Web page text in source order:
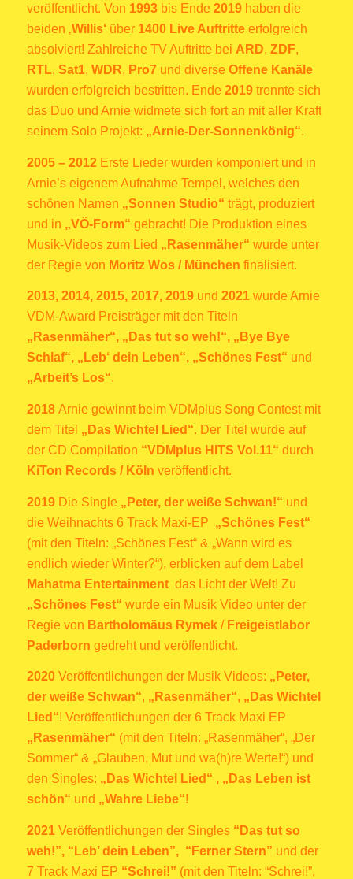
veröffentlicht. Von 1993bis Ende 2019haben die
beiden ‚Willis‘über 1400 Live Auftritte erfolgreich
absolviert! Zahlreiche TV Auftritte bei ARD, ZDF,
RTL, Sat1, WDR, Pro7und diverse Offene Kanäle
wurden erfolgreich bestritten. Ende 2019trennte sich
das Duo und Arnie widmete sich fort an mit aller Kraft
seinem Solo Projekt: „Arnie-Der-Sonnenkönig“.
2005 – 2012Erste Lieder wurden komponiert und in
Arnie’s eigenem Aufnahme Tempel, welches den
schönen Namen „Sonnen Studio“ trägt, produziert
und in „VÖ-Form“ gebracht! Die Produktion eines
Musik-Videos zum Lied „Rasenmäher“ wurde unter
der Regie von Moritz Wos / München finalisiert.
2013, 2014, 2015, 2017, 2019 und 2021wurde Arnie
VDM-Award Preisträger mit den Titeln
„Rasenmäher“, „Das tut so weh!“, „Bye Bye
Schlaf“, „Leb‘ dein Leben“, „Schönes Fest“ und
„Arbeit’s Los“.
2018 Arnie gewinnt beim VDMplus Song Contest mit
dem Titel „Das Wichtel Lied“. Der Titel wurde auf
der CD Compilation “VDMplus HITS Vol.11“ durch
KiTon Records / Köln veröffentlicht.
2019Die Single „Peter, der weiße Schwan!“ und
die Weihnachts 6 Track Maxi-EP „Schönes Fest“
(mit den Titeln: „Schönes Fest“ & „Wann wird es
endlich wieder Winter?“), erblicken auf dem Label
Mahatma Entertainment das Licht der Welt! Zu
„Schönes Fest“ wurde ein Musik Video unter der
Regie von Bartholomäus Rymek/ Freigeistlabor
Paderborn gedreht und veröffentlicht.
2020Veröffentlichungen der Musik Videos: „Peter,
der weiße Schwan“, „Rasenmäher“, „Das Wichtel
Lied“! Veröffentlichungen der 6 Track Maxi EP
„Rasenmäher“ (mit den Titeln: „Rasenmäher“, „Der
Sommer“ & „Glauben, Mut und wa(h)re Werte!“) und
den Singles: „Das Wichtel Lied“ , „Das Leben ist
schön“ und „Wahre Liebe“!
2021 Veröffentlichungen der Singles “Das tut so
weh!”, “Leb’ dein Leben”, “Ferner Stern” und der
7 Track Maxi EP “Schrei!” (mit den Titeln: “Schrei!”,